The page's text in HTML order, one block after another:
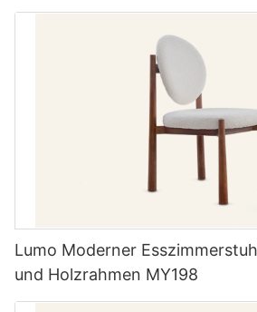
Lumo Moderner
und Holzrahmen MY198